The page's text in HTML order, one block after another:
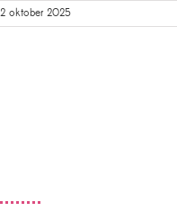
2 oktober 2025